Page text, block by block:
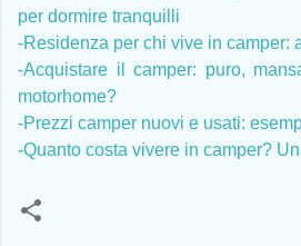
per dormire tranquilli
-Residenza per chi vive in camper:
-Acquistare il camper: puro,
motorhome?
-Prezzi camper nuovi e usati:
-Quanto costa vivere in camper?